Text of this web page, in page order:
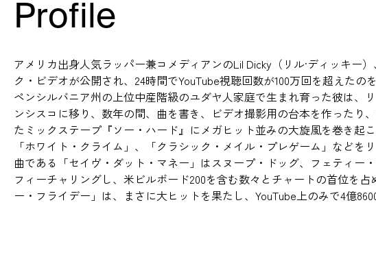
Profile
アメリカ出身人気ラッパー兼コメディアンのLil Dicky（リル·ディッキー
ク・ビデオが公開され、24時間でYouTube視聴回数が100万回を超えたの
ペンシルバニア州の上位中産階級のユダヤ人家庭で生まれ育った彼は
ンシスコに移り、数年の間、曲を書き、ビデオ撮影用の台本を作った
たミックステープ『ソー・ハード』にメガヒット並みの大旋風を巻き起
「ホワイト・クライム」、「クラシック・メイル・プレゲーム」など
曲である「セイヴ・ダット・マネー」はスヌープ・ドッグ、フェティ
フィーチャリングし、米ビルボード200を含む数々とチャートの首位を
ー・フライデー」は、まさに大ヒットを果たし、YouTube上のみで4億